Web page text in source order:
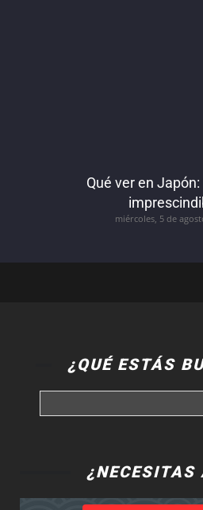
Qué ver en
miércoles, 5 de
¿QUÉ ESTÁS
¿NECESITAS